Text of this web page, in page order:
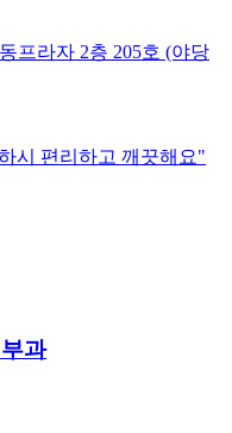
프라자 2층 205호 (야당
시 편리하고 깨끗해요"
과